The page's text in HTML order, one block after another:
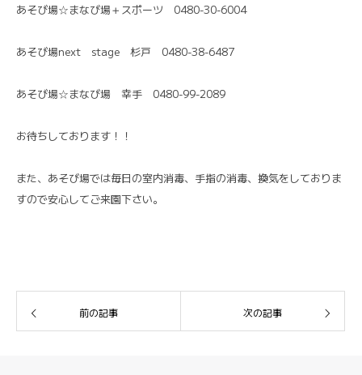
あそび場☆まなび場＋スポーツ 0480-30-6004
あそび場next stage 杉戸 0480-38-6487
あそび場☆まなび場 幸手 0480-99-2089
お待ちしております！！
また、あそび場では毎日の室内消毒、手指の消毒、換気をしておりま
すので安心してご来園下さい。
前の記事 次の記事